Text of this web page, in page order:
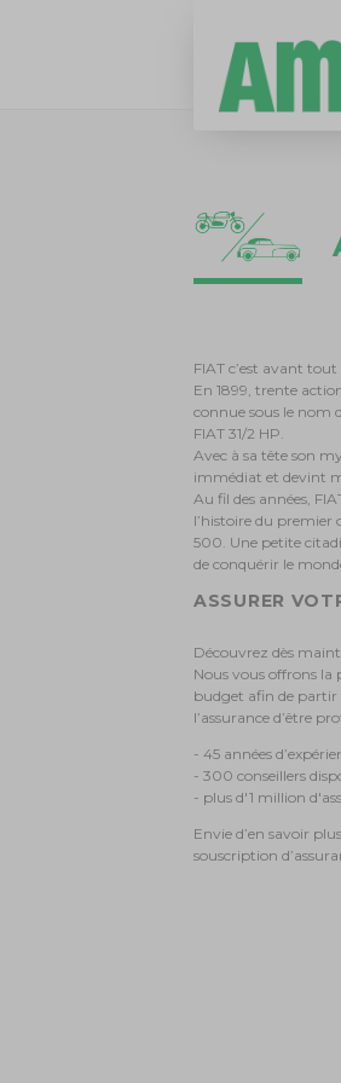
FIAT c’est avant
En 1899, trente
connue sous le nom
FIAT 31/2 HP.
Avec à sa tête son
immédiat et devint
Au fil des années,
l’histoire du premier
500. Une petite
de conquérir le
ASSURER
Découvrez dès
Nous vous offrons la
budget afin de partir
l’assurance d’être
- 45 années
- 300 conseillers
- plus d'1 million
Envie d’en savoir
souscription